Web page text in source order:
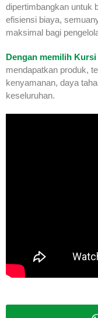
dipertimbangkan untuk
efisiensi biaya,
maksimal bagi
Dengan memilih
mendapatkan produk,
kenyamanan, daya
keseluruhan.